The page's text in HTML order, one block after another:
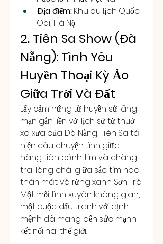
Địa điểm: Khu du lịch Quốc
Oai, Hà Nội.
2. Tiên Sa Show (Đà
Nẵng): Tình Yêu
Huyền Thoại Kỳ Ảo
Giữa Trời Và Đất
Lấy cảm hứng từ huyền sử lãng
mạn gắn liền với lịch sử từ thuở
xa xưa của Đà Nẵng, Tiên Sa tái
hiện câu chuyện tình giữa
nàng tiên cánh tím và chàng
trai làng chài giữa sắc tím hoa
thàn mát và rừng xanh Sơn Trà.
Một mối tình xuyên không gian,
một cuộc đấu tranh với định
mệnh đã mang đến sức mạnh
kết nối hai thế giới.